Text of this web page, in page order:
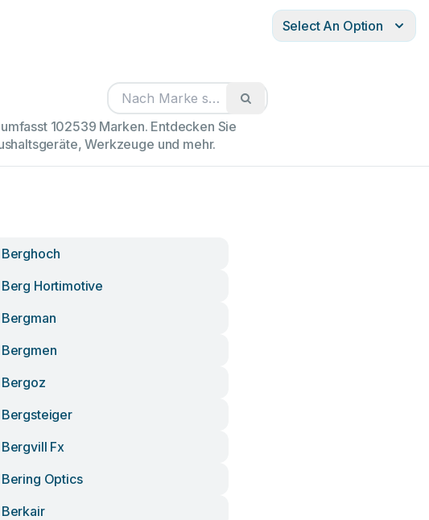
Select An Option
102539 Marken. Entdecken Sie
Werkzeuge und mehr.
Berghoch
Berg Hortimotive
Bergman
Bergmen
Bergoz
Bergsteiger
Bergvill Fx
Bering Optics
Berkair